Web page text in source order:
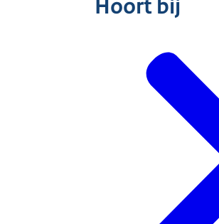
Hoort bij